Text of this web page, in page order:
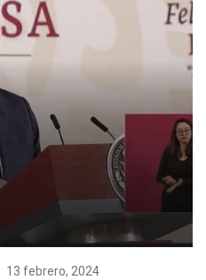
13 febrero, 2024